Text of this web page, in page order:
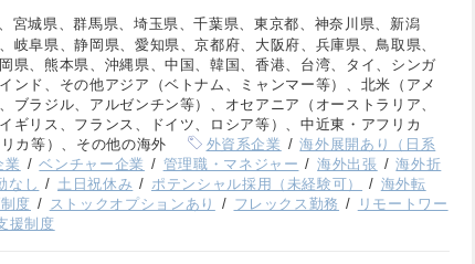
宮城県、群馬県、埼玉県、千葉県、東京都、神奈川県、新潟
岐阜県、静岡県、愛知県、京都府、大阪府、兵庫県、鳥取県、
県、熊本県、沖縄県、中国、韓国、香港、台湾、タイ、シンガ
ンド、その他アジア（ベトナム、ミャンマー等）、北米（アメ
ブラジル、アルゼンチン等）、オセアニア（オーストラリア、
ギリス、フランス、ドイツ、ロシア等）、中近東・アフリカ
カ等）、その他の海外
外資系企業
海外展開あり（日系
業 ベンチャー企業 管理職・マネジャー 海外出張
海外折
なし 土日祝休み ポテンシャル採用（未経験可）
海外転
度 ストックオプションあり フレックス勤務
リモートワー
援制度